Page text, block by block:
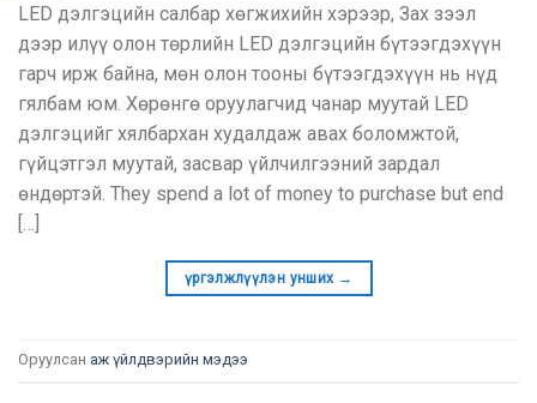
LED дэлгэцийн салбар хөгжихийн хэрээр, Зах зээл
дээр илүү олон төрлийн LED дэлгэцийн бүтээгдэхүүн
гарч ирж байна, мөн олон тооны бүтээгдэхүүн нь нүд
гялбам юм. Хөрөнгө оруулагчид чанар муутай LED
дэлгэцийг хялбархан худалдаж авах боломжтой,
гүйцэтгэл муутай, засвар үйлчилгээний зардал
өндөртэй. They spend a lot of money to purchase but end
[…]
үргэлжлүүлэн унших →
Оруулсан аж үйлдвэрийн мэдээ